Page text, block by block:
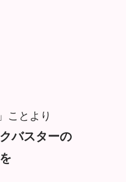
ことより
バスターの